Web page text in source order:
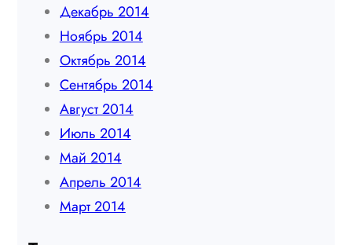
Декабрь 2014
Ноябрь 2014
Октябрь 2014
Сентябрь 2014
Август 2014
Июль 2014
Май 2014
Апрель 2014
Март 2014